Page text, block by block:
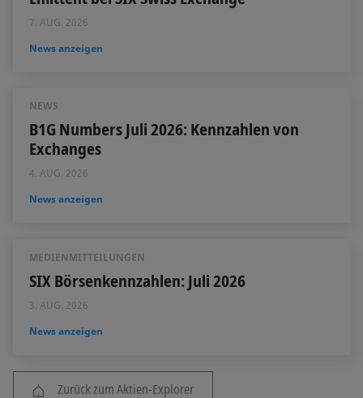
7. AUG. 2026
News anzeigen
NEWS
B1G Numbers Juli 2026: Kennzahlen von
Exchanges
4. AUG. 2026
News anzeigen
MEDIENMITTEILUNGEN
SIX Börsenkennzahlen: Juli 2026
3. AUG. 2026
News anzeigen
Zurück zum Aktien-Explorer